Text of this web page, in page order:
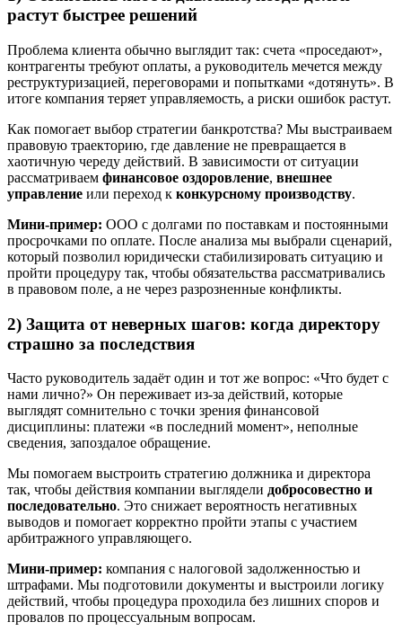
растут быстрее решений
Проблема клиента обычно выглядит так: счета «проседают»,
контрагенты требуют оплаты, а руководитель мечется между
реструктуризацией, переговорами и попытками «дотянуть». В
итоге компания теряет управляемость, а риски ошибок растут.
Как помогает выбор стратегии банкротства? Мы выстраиваем
правовую траекторию, где давление не превращается в
хаотичную череду действий. В зависимости от ситуации
рассматриваем финансовое оздоровление, внешнее
управление или переход к конкурсному производству.
Мини-пример: ООО с долгами по поставкам и постоянными
просрочками по оплате. После анализа мы выбрали сценарий,
который позволил юридически стабилизировать ситуацию и
пройти процедуру так, чтобы обязательства рассматривались
в правовом поле, а не через разрозненные конфликты.
2) Защита от неверных шагов: когда директору
страшно за последствия
Часто руководитель задаёт один и тот же вопрос: «Что будет с
нами лично?» Он переживает из-за действий, которые
выглядят сомнительно с точки зрения финансовой
дисциплины: платежи «в последний момент», неполные
сведения, запоздалое обращение.
Мы помогаем выстроить стратегию должника и директора
так, чтобы действия компании выглядели добросовестно и
последовательно. Это снижает вероятность негативных
выводов и помогает корректно пройти этапы с участием
арбитражного управляющего.
Мини-пример: компания с налоговой задолженностью и
штрафами. Мы подготовили документы и выстроили логику
действий, чтобы процедура проходила без лишних споров и
провалов по процессуальным вопросам.